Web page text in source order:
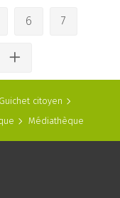
6 7
Guichet citoyen
Médiathèque